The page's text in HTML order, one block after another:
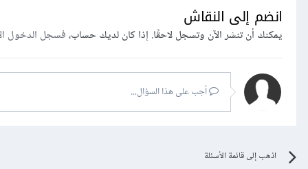
انضم إلى النقاش
يمكنك أن تنشر الآن وتسجل لاحقًا. إذا كان لديك حساب،فسجل الدخول
أجب على هذا السؤال...
اذهب إلى قائمة الأسئلة